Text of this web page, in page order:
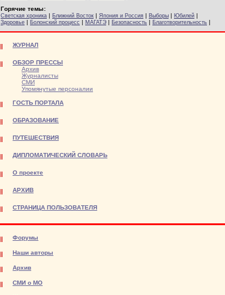
Горячие темы:
Светская хроника | Ближний Восток | Япония и Россия | Выборы | Юбилей |
Здоровье | Болонский процесс | МАГАТЭ | Безопасность | Благотворительность |
ЖУРНАЛ
ОБЗОР ПРЕССЫ
Архив
Журналисты
СМИ
Упомянутые персоналии
ГОСТЬ ПОРТАЛА
ОБРАЗОВАНИЕ
ПУТЕШЕСТВИЯ
ДИПЛОМАТИЧЕСКИЙ СЛОВАРЬ
О проекте
АРХИВ
СТРАНИЦА ПОЛЬЗОВАТЕЛЯ
Форумы
Наши авторы
Архив
СМИ о МО